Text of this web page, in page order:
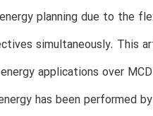
planning due to the
simultaneously. This
applications over
has been performed